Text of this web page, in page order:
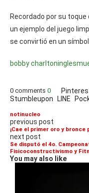
Recordado por su toque
un ejemplo del juego
se convirtió en un
bobby charltoningles
0 comments 0
Stumbleupon LINE
notinucleo
previous post
¡Cae el primer oro y
next post
Se disputó el 4o.
Fisicoconstructivismo y
You may also like